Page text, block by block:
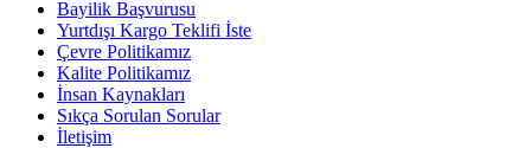
Bayilik Başvurusu
Yurtdışı Kargo Teklifi İste
Çevre Politikamız
Kalite Politikamız
İnsan Kaynakları
Sıkça Sorulan Sorular
İletişim